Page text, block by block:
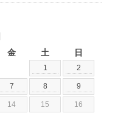
金 土 日
1 2
7 8 9
14 15 16